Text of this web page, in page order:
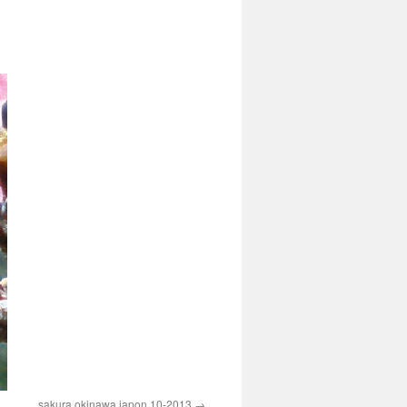
sakura okinawa japon 10-2013